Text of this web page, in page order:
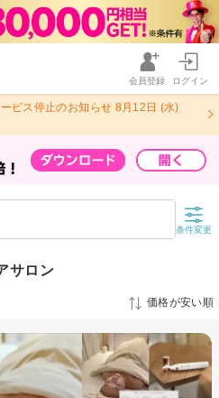
会員登録 ログイン
ビス停止のお知らせ 8月12日 (水)
条件変更
サロン
価格が安い順